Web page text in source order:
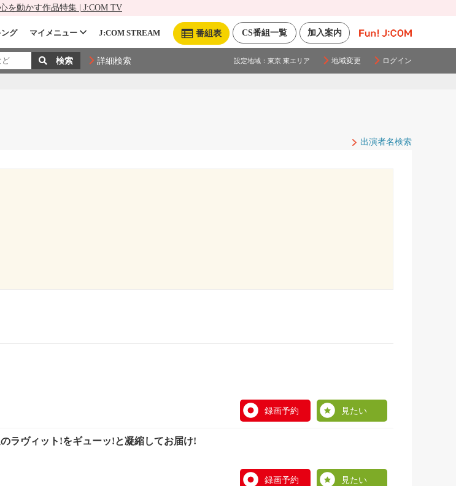
を動かす作品特集 | J:COM TV
加入案内
CS番組一覧
番組表
グ マイメニュー J:COM STREAM
詳細検索 設定地域： 東京 東エリア 地域変更 ログイン
出演者名検索
録画予約 見たい
ラヴィット!をギューッ!と凝縮してお届け!
録画予約 見たい